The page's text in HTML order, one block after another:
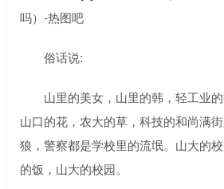
俗话说:
山里的美女，山里的韩，轻工业的
山口的花，农大的草，科技的和尚满
狼，警察都是学校里的流氓。山大的
的饭，山大的校园。